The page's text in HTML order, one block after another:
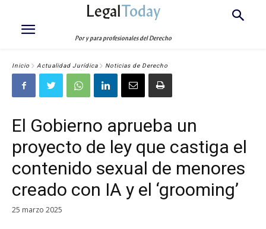
LegalToday
Por y para profesionales del Derecho
Inicio Actualidad Jurídica Noticias de Derecho
El Gobierno aprueba un
proyecto de ley que castiga el
contenido sexual de menores
creado con IA y el ‘grooming’
25 marzo 2025